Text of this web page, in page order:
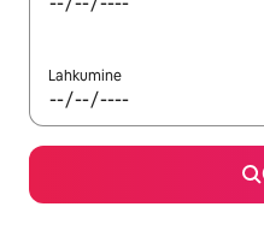
Lahkumine